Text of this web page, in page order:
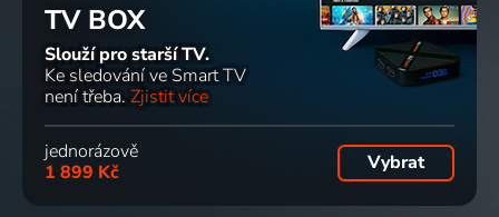
TV BOX
Slouží pro starší TV.
Ke sledování ve Smart TV
není třeba. Zjistit více
jednorázově
1 899 Kč
Vybrat